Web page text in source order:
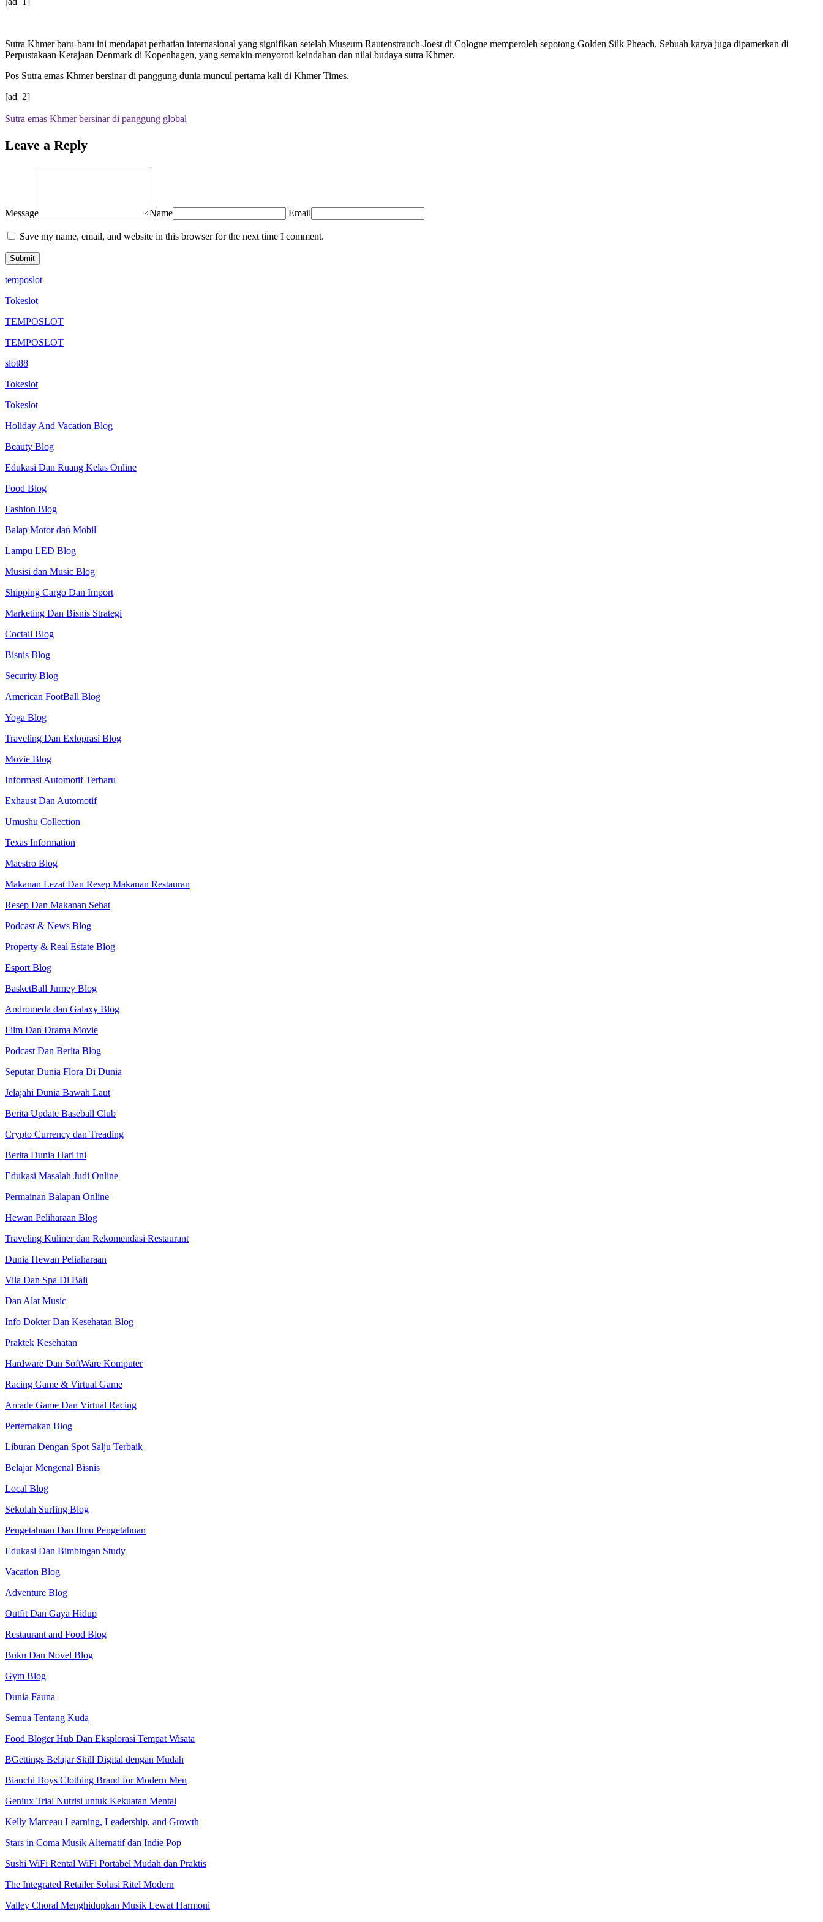
Sutra Khmer baru-baru ini mendapat perhatian internasional yang signifikan setelah Museum Rautenstrauch-Joest di Cologne memperoleh sepotong Golden Silk Pheach. Sebuah karya juga dipamerkan di
Perpustakaan Kerajaan Denmark di Kopenhagen, yang semakin menyoroti keindahan dan nilai budaya sutra Khmer.
Pos Sutra emas Khmer bersinar di panggung dunia muncul pertama kali di Khmer Times.
[ad_2]
Sutra emas Khmer bersinar di panggung global
Leave a Reply
Message Name Email
Save my name, email, and website in this browser for the next time I comment.
temposlot
Tokeslot
TEMPOSLOT
TEMPOSLOT
slot88
Tokeslot
Tokeslot
Holiday And Vacation Blog
Beauty Blog
Edukasi Dan Ruang Kelas Online
Food Blog
Fashion Blog
Balap Motor dan Mobil
Lampu LED Blog
Musisi dan Music Blog
Shipping Cargo Dan Import
Marketing Dan Bisnis Strategi
Coctail Blog
Bisnis Blog
Security Blog
American FootBall Blog
Yoga Blog
Traveling Dan Exloprasi Blog
Movie Blog
Informasi Automotif Terbaru
Exhaust Dan Automotif
Umushu Collection
Texas Information
Maestro Blog
Makanan Lezat Dan Resep Makanan Restauran
Resep Dan Makanan Sehat
Podcast & News Blog
Property & Real Estate Blog
Esport Blog
BasketBall Jurney Blog
Andromeda dan Galaxy Blog
Film Dan Drama Movie
Podcast Dan Berita Blog
Seputar Dunia Flora Di Dunia
Jelajahi Dunia Bawah Laut
Berita Update Baseball Club
Crypto Currency dan Treading
Berita Dunia Hari ini
Edukasi Masalah Judi Online
Permainan Balapan Online
Hewan Peliharaan Blog
Traveling Kuliner dan Rekomendasi Restaurant
Dunia Hewan Peliaharaan
Vila Dan Spa Di Bali
Dan Alat Music
Info Dokter Dan Kesehatan Blog
Praktek Kesehatan
Hardware Dan SoftWare Komputer
Racing Game & Virtual Game
Arcade Game Dan Virtual Racing
Perternakan Blog
Liburan Dengan Spot Salju Terbaik
Belajar Mengenal Bisnis
Local Blog
Sekolah Surfing Blog
Pengetahuan Dan Ilmu Pengetahuan
Edukasi Dan Bimbingan Study
Vacation Blog
Adventure Blog
Outfit Dan Gaya Hidup
Restaurant and Food Blog
Buku Dan Novel Blog
Gym Blog
Dunia Fauna
Semua Tentang Kuda
Food Bloger Hub Dan Eksplorasi Tempat Wisata
BGettings Belajar Skill Digital dengan Mudah
Bianchi Boys Clothing Brand for Modern Men
Geniux Trial Nutrisi untuk Kekuatan Mental
Kelly Marceau Learning, Leadership, and Growth
Stars in Coma Musik Alternatif dan Indie Pop
Sushi WiFi Rental WiFi Portabel Mudah dan Praktis
The Integrated Retailer Solusi Ritel Modern
Valley Choral Menghidupkan Musik Lewat Harmoni